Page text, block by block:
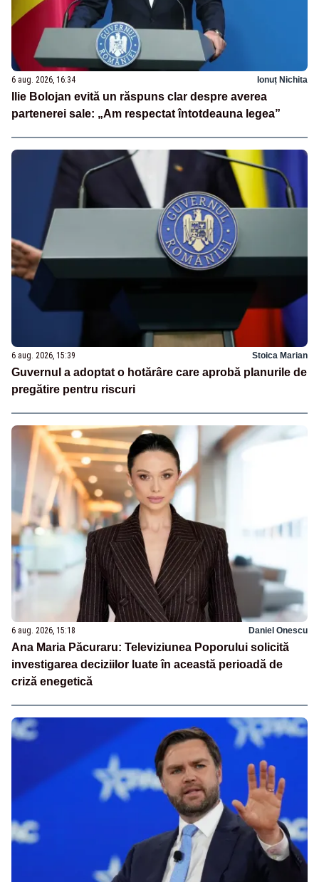
6 aug. 2026, 16:34 Ionuț Nichita
Ilie Bolojan evită un răspuns clar despre averea
partenerei sale: „Am respectat întotdeauna legea”
6 aug. 2026, 15:39 Stoica Marian
Guvernul a adoptat o hotărâre care aprobă planurile de
pregătire pentru riscuri
6 aug. 2026, 15:18 Daniel Onescu
Ana Maria Păcuraru: Televiziunea Poporului solicită
investigarea deciziilor luate în această perioadă de
criză enegetică